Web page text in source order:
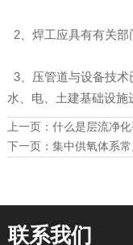
2、焊工应具有有关
3、压管道与设备技
水、电、土建基础设施
上一页： 什么是层流净
下一页： 集中供氧体系
联系我们